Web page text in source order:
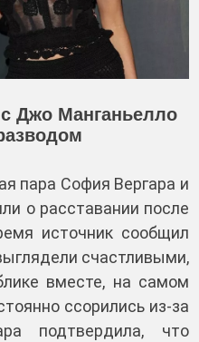
Джо Манганьелло
пара София Вергара и
о расставании после
источник сообщил
счастливыми,
вместе, на самом
ссорились из-за
подтвердила, что